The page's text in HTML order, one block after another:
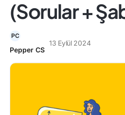
(Sorular +
PC
Pepper CS
13 Eylül 2024